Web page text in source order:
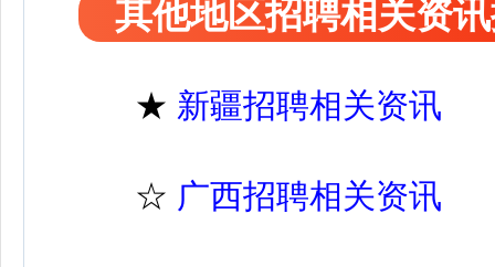
其他地区招聘相关资
★ 新疆招聘相关资讯
☆ 广西招聘相关资讯